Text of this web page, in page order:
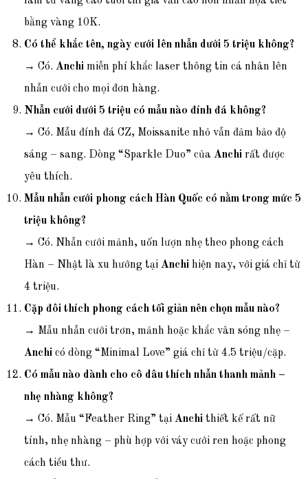
bằng vàng 10K.
Có thể khắc tên, ngày cưới lên nhẫn dưới 5 triệu không?
→ Có. Anchi miễn phí khắc laser thông tin cá nhân lên
nhẫn cưới cho mọi đơn hàng.
Nhẫn cưới dưới 5 triệu có mẫu nào đính đá không?
→ Có. Mẫu đính đá CZ, Moissanite nhỏ vẫn đảm bảo độ
sáng – sang. Dòng “Sparkle Duo” của Anchi rất được
yêu thích.
Mẫu nhẫn cưới phong cách Hàn Quốc có nằm trong mức 5
triệu không?
→ Có. Nhẫn cưới mảnh, uốn lượn nhẹ theo phong cách
Hàn – Nhật là xu hướng tại Anchi hiện nay, với giá chỉ từ
4 triệu.
Cặp đôi thích phong cách tối giản nên chọn mẫu nào?
→ Mẫu nhẫn cưới trơn, mảnh hoặc khắc vân sóng nhẹ –
Anchi có dòng “Minimal Love” giá chỉ từ 4.5 triệu/cặp.
Có mẫu nào dành cho cô dâu thích nhẫn thanh mảnh –
nhẹ nhàng không?
→ Có. Mẫu “Feather Ring” tại Anchi thiết kế rất nữ
tính, nhẹ nhàng – phù hợp với váy cưới ren hoặc phong
cách tiểu thư.